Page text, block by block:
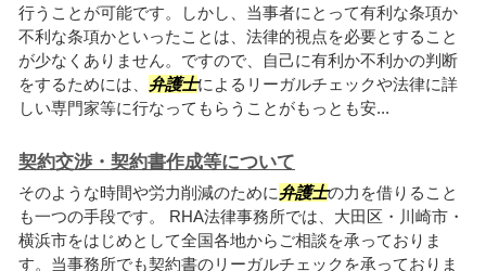
行うことが可能です。しかし、当事者にとって有利な条項か
不利な条項かといったことは、法律的視点を必要とすること
が少なくありません。ですので、自己に有利か不利かの判断
をするためには、 弁護士によるリーガルチェックや法律に詳
しい専門家等に行なってもらうことがもっとも安...
契約交渉・契約書作成等について
そのような時間や労力削減のために弁護士の力を借りること
も一つの手段です。 RHA法律事務所では、大田区・川崎市・
横浜市をはじめとして全国各地からご相談を承っておりま
す。当事務所でも契約書のリーガルチェックを承っておりま